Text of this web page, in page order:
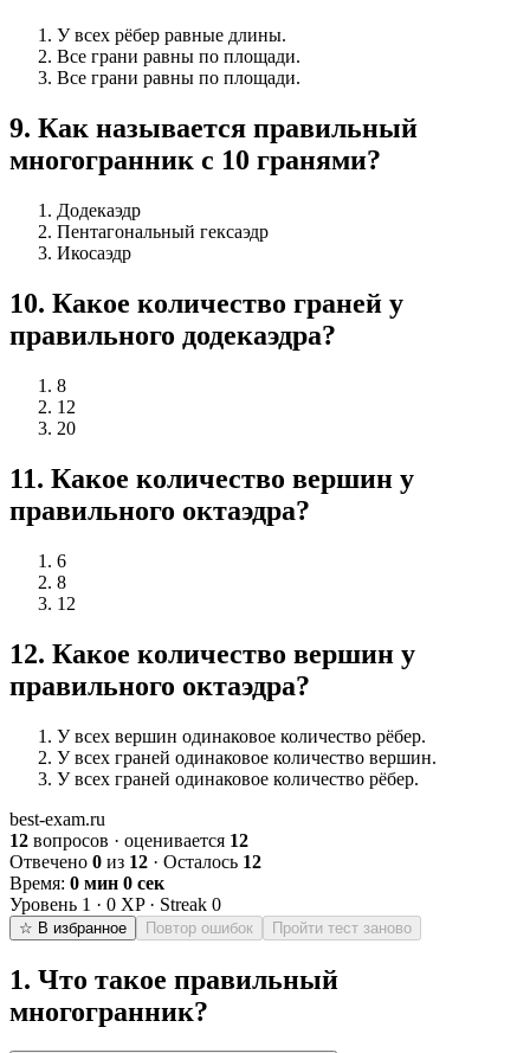
У всех рёбер равные длины.
Все грани равны по площади.
Все грани равны по площади.
9. Как называется правильный
многогранник с 10 гранями?
Додекаэдр
Пентагональный гексаэдр
Икосаэдр
10. Какое количество граней у
правильного додекаэдра?
8
12
20
11. Какое количество вершин у
правильного октаэдра?
6
8
12
12. Какое количество вершин у
правильного октаэдра?
У всех вершин одинаковое количество рёбер.
У всех граней одинаковое количество вершин.
У всех граней одинаковое количество рёбер.
best-exam.ru
12 вопросов · оценивается 12
Отвечено 0 из 12 · Осталось 12
Время: 0 мин 0 сек
Уровень 1 · 0 XP · Streak 0
☆ В избранное Повтор ошибок Пройти тест заново
1. Что такое правильный
многогранник?